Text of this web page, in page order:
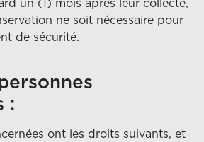
un (1) mois après leur collecte,
ne soit nécessaire pour
de sécurité.
:
ont les droits suivants, et